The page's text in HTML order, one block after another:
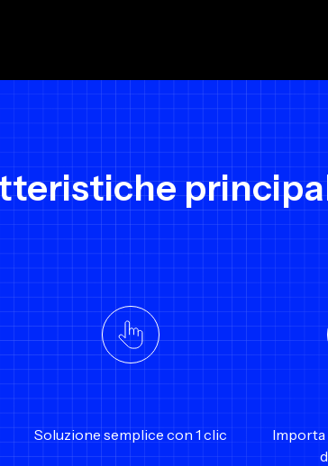
Soluzione semplice con 1 clic
Importa